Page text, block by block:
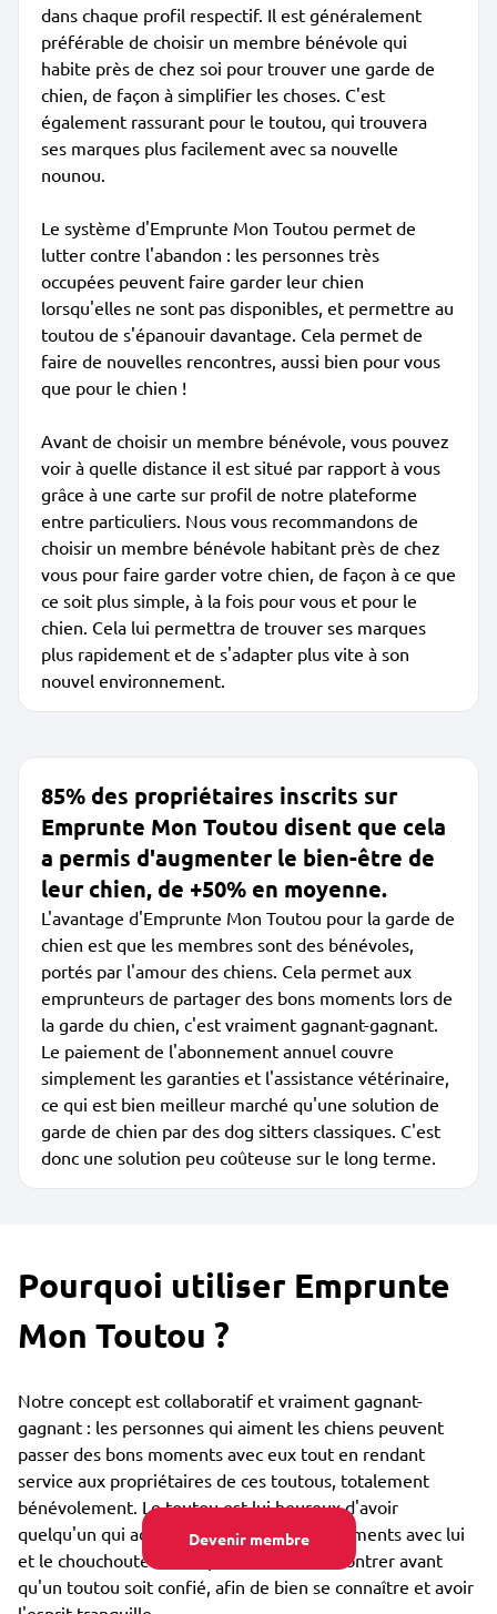
Devenir membre
dans chaque profil respectif. Il est généralement
préférable de choisir un membre bénévole qui
habite près de chez soi pour trouver une garde de
chien, de façon à simplifier les choses. C'est
également rassurant pour le toutou, qui trouvera
ses marques plus facilement avec sa nouvelle
nounou.
Le système d'Emprunte Mon Toutou permet de
lutter contre l'abandon : les personnes très
occupées peuvent faire garder leur chien
lorsqu'elles ne sont pas disponibles, et permettre au
toutou de s'épanouir davantage. Cela permet de
faire de nouvelles rencontres, aussi bien pour vous
que pour le chien !
Avant de choisir un membre bénévole, vous pouvez
voir à quelle distance il est situé par rapport à vous
grâce à une carte sur profil de notre plateforme
entre particuliers. Nous vous recommandons de
choisir un membre bénévole habitant près de chez
vous pour faire garder votre chien, de façon à ce que
ce soit plus simple, à la fois pour vous et pour le
chien. Cela lui permettra de trouver ses marques
plus rapidement et de s'adapter plus vite à son
nouvel environnement.
85% des propriétaires inscrits sur
Emprunte Mon Toutou disent que cela
a permis d'augmenter le bien-être de
leur chien, de +50% en moyenne.
L'avantage d'Emprunte Mon Toutou pour la garde de
chien est que les membres sont des bénévoles,
portés par l'amour des chiens. Cela permet aux
emprunteurs de partager des bons moments lors de
la garde du chien, c'est vraiment gagnant-gagnant.
Le paiement de l'abonnement annuel couvre
simplement les garanties et l'assistance vétérinaire,
ce qui est bien meilleur marché qu'une solution de
garde de chien par des dog sitters classiques. C'est
donc une solution peu coûteuse sur le long terme.
Pourquoi utiliser Emprunte
Mon Toutou ?
Notre concept est collaboratif et vraiment gagnant-
gagnant : les personnes qui aiment les chiens peuvent
passer des bons moments avec eux tout en rendant
service aux propriétaires de ces toutous, totalement
bénévolement. Le toutou est lui heureux d'avoir
quelqu'un qui adore partager des bons moments avec lui
et le chouchouter. Vous pouvez vous rencontrer avant
qu'un toutou soit confié, afin de bien se connaître et avoir